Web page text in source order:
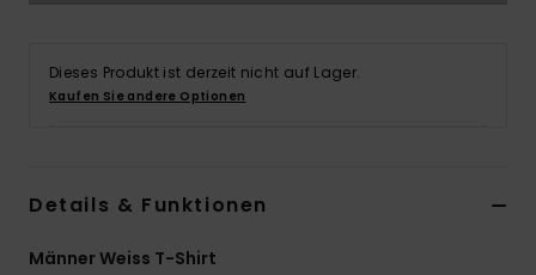
Dieses Produkt ist derzeit nicht auf Lager.
Kaufen Sie andere Optionen
Details & Funktionen
Männer Weiss T-Shirt